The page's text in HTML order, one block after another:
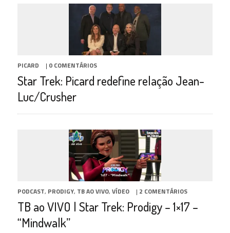
PICARD | 0 COMENTÁRIOS
Star Trek: Picard redefine relação Jean-
Luc/Crusher
PODCAST, PRODIGY, TB AO VIVO, VÍDEO | 2 COMENTÁRIOS
TB ao VIVO | Star Trek: Prodigy – 1×17 –
“Mindwalk”